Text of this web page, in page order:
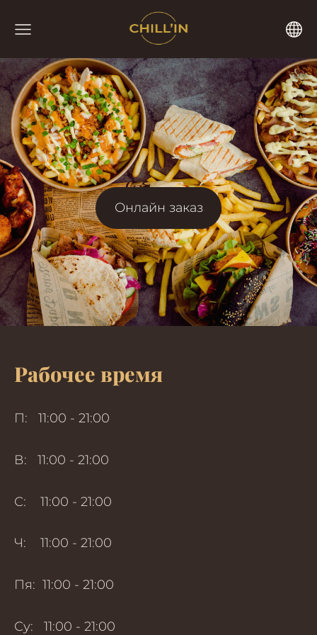
​Онлайн заказ​
Рабочее время
П: 11:00 - 21:00
В: 11:00 - 21:00
С: 11:00 - 21:00
Ч: 11:00 - 21:00
Пя: 11:00 - 21:00
Су: 11:00 - 21:00